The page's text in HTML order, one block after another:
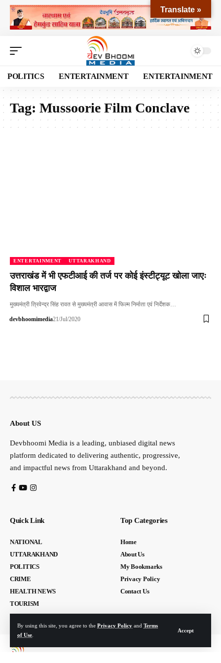
By using this site, you agree to the Privacy Policy and Terms
of Use
Accept
POLITICS ENTERTAINMENT ENTERTAINMENT
Tag: Mussoorie Film Conclave
ENTERTAINMENT UTTARAKHAND
उत्तराखंड में भी एफटीआई की तर्ज पर कोई इंस्टीट्यूट खोला जाएः
विशाल भारद्वाज
मुख्यमंत्री त्रिवेन्द्र सिंह रावत से मुख्यमंत्री आवास में फिल्म निर्माता एवं निर्देशक…
devbhoomimedia21/Jul/2020
About US
Devbhoomi Media is a leading, unbiased digital news
platform dedicated to delivering authentic, progressive,
and impactful news from Uttarakhand and beyond.
Quick Link
NATIONAL
UTTARAKHAND
POLITICS
CRIME
HEALTH NEWS
TOURISM
Top Categories
Home
About Us
My Bookmarks
Privacy Policy
Contact Us
Translate »